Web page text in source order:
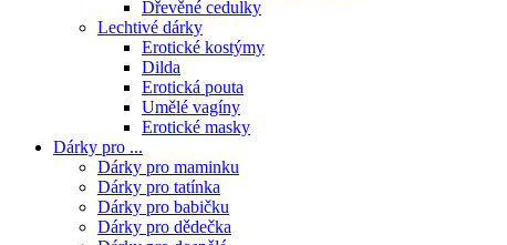
Dřevěné cedulky
Lechtivé dárky
Erotické kostýmy
Dilda
Erotická pouta
Umělé vagíny
Erotické masky
Dárky pro ...
Dárky pro maminku
Dárky pro tatínka
Dárky pro babičku
Dárky pro dědečka